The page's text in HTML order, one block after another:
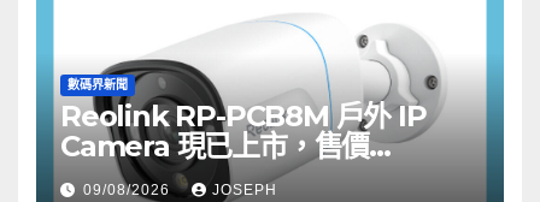
數碼界新聞
Reolink RP-PCB8M 戶外 IP
Camera 現已上市，售價
HK$722
09/08/2026 JOSEPH